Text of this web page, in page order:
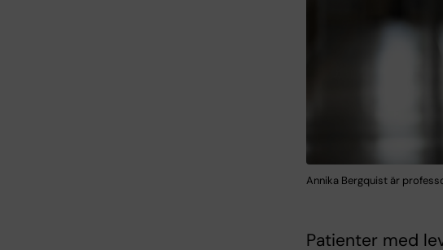
Annika Bergquist är
Patienter med